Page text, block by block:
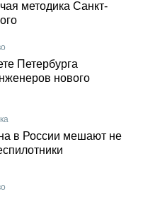
методика Санкт-
Петербурга
нового
в России мешают не